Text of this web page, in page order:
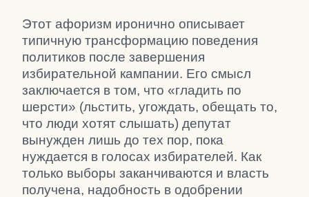
Этот афоризм иронично описывает
типичную трансформацию поведения
политиков после завершения
избирательной кампании. Его смысл
заключается в том, что «гладить по
шерсти» (льстить, угождать, обещать то,
что люди хотят слышать) депутат
вынужден лишь до тех пор, пока
нуждается в голосах избирателей. Как
только выборы заканчиваются и власть
получена, надобность в одобрении